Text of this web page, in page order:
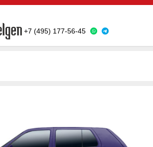
+7 (495) 177-56-45